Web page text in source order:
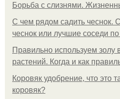
Борьба с слизнями.
С чем рядом садить чеснок.
чеснок или лучшие соседи по
Правильно используем золу
растений. Когда и как
Коровяк удобрение, что это
коровяк?